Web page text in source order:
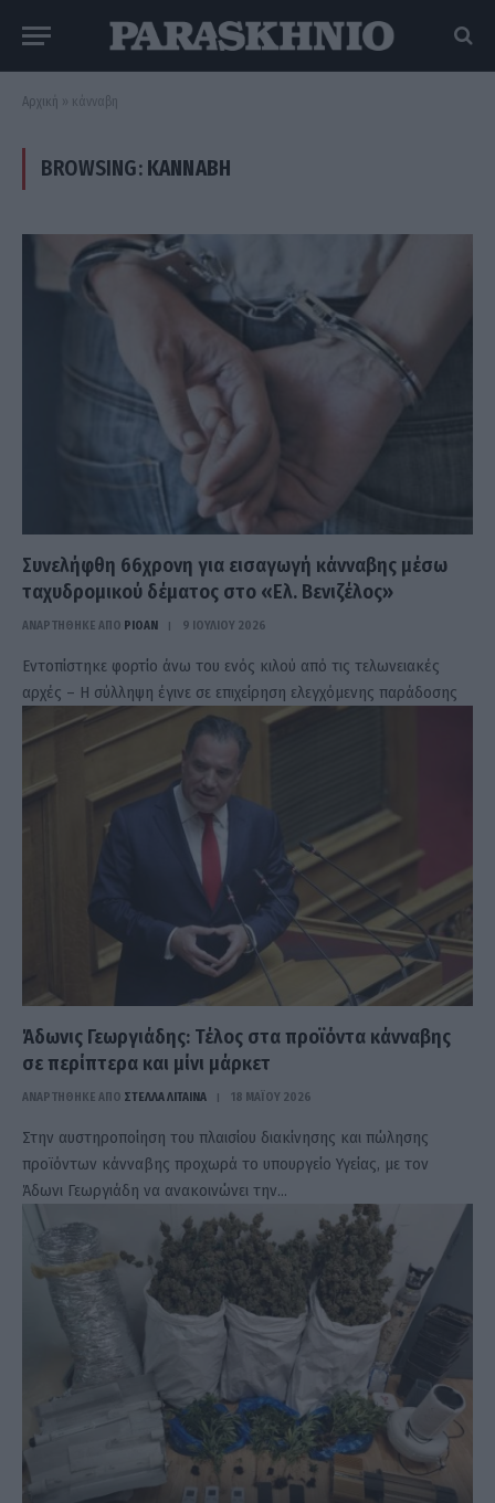
Αρχική » κάνναβη
BROWSING: ΚΆΝΝΑΒΗ
Συνελήφθη 66χρονη για εισαγωγή κάνναβης μέσω
ταχυδρομικού δέματος στο «Ελ. Βενιζέλος»
ΑΝΑΡΤΗΘΗΚΕ ΑΠΟ PIOAN 9 ΙΟΥΛΊΟΥ 2026
Εντοπίστηκε φορτίο άνω του ενός κιλού από τις τελωνειακές
αρχές – Η σύλληψη έγινε σε επιχείρηση ελεγχόμενης παράδοσης
Άδωνις Γεωργιάδης: Τέλος στα προϊόντα κάνναβης
σε περίπτερα και μίνι μάρκετ
ΑΝΑΡΤΗΘΗΚΕ ΑΠΟ ΣΤΈΛΛΑ ΛΊΤΑΙΝΑ 18 ΜΑΪ́ΟΥ 2026
Στην αυστηροποίηση του πλαισίου διακίνησης και πώλησης
προϊόντων κάνναβης προχωρά το υπουργείο Υγείας, με τον
Άδωνι Γεωργιάδη να ανακοινώνει την…